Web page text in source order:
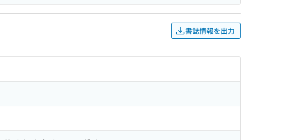
書誌情報を出力